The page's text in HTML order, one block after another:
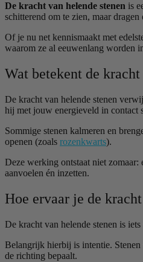
De kracht van helende stenen is
schitterend om te zien, maar
Of je nu net kennismaakt met
waarom ze al eeuwenlang worden
Wat betekent de
De kracht van helende stenen
hij met jouw energieveld in contact
Sommige stenen kalmeren en
openen (zoals rozenkwarts).
Deze werking ontstaat niet zomaar:
aanvoelen én inzetten.
Hoe ervaar je de
De kracht van helende stenen is
Belangrijk hierbij is intentie.
de richting bepaalt.